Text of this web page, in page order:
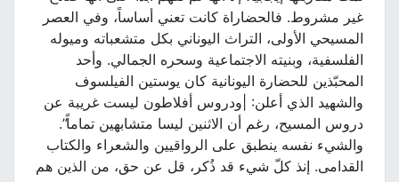
غير مشروط. فالحضاراة كانت تعني أساساً، وفي العصر
المسيحي الأولى، التراث اليوناني بكل متشعباته وميوله
الفلسفية، وبنيته الاجتماعية وسحره الجمالي. وأحد
المحبّذين للحضارة اليونانية كان يوستين الفيلسوف
والشهيد الذي أعلن: |ودروس أفلاطون ليست غريبة عن
دروس المسيح، رغم أن الاثنين ليسا متشابهين تماماً”.
والشيء نفسه ينطبق على الرواقيين والشعراء والكتاب
القدامى. إنذ كلّ شيء قد ذُكر، قل عن حق، من الذين هم